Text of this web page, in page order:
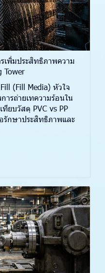
เพิ่มประสิทธิภาพความ
Tower
(Fill Media) หัวใจ
รถ่ายเทความร้อนใน
ยบวัสดุ PVC vs PP
รักษาประสิทธิภาพและ